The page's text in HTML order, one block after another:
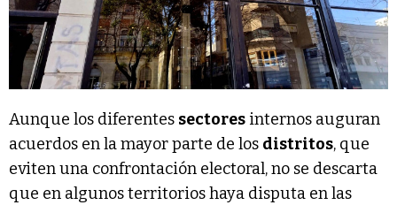
Aunque los diferentes sectores internos auguran
acuerdos en la mayor parte de los distritos, que
eviten una confrontación electoral, no se descarta
que en algunos territorios haya disputa en las